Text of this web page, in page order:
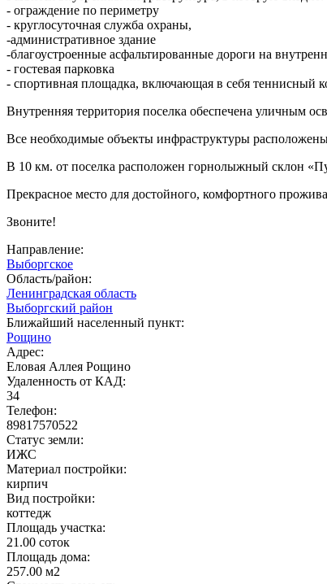
- ограждение по периметру
- круглосуточная служба охраны,
-административное здание
-благоустроенные асфальтированные дороги на
- гостевая парковка
- спортивная площадка, включающая в себя теннисный
Внутренняя территория поселка обеспечена уличным
Все необходимые объекты инфраструктуры
В 10 км. от поселка расположен горнолыжный склон
Прекрасное место для достойного, комфортного
Звоните!
Направление:
Выборгское
Область/район:
Ленинградская область
Выборгский район
Ближайший населенный пункт:
Рощино
Адрес:
Еловая Аллея Рощино
Удаленность от КАД:
34
Телефон:
89817570522
Статус земли:
ИЖС
Материал постройки:
кирпич
Вид постройки:
коттедж
Площадь участка:
21.00 соток
Площадь дома:
257.00 м2